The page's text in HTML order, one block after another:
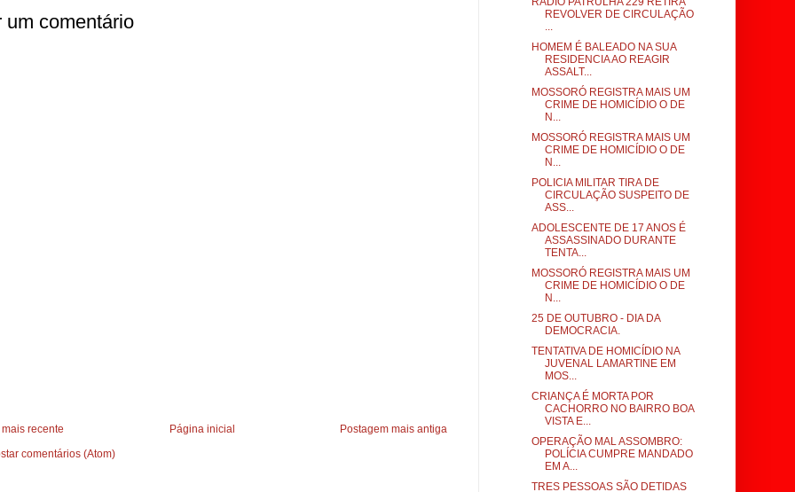
um comentário
recente Postagem mais antiga
Página inicial
comentários (Atom)
REVOLVER DE CIRCULAÇÃO
...
HOMEM É BALEADO NA SUA
RESIDENCIA AO REAGIR
ASSALT...
MOSSORÓ REGISTRA MAIS UM
CRIME DE HOMICÍDIO O DE
N...
MOSSORÓ REGISTRA MAIS UM
CRIME DE HOMICÍDIO O DE
N...
POLICIA MILITAR TIRA DE
CIRCULAÇÃO SUSPEITO DE
ASS...
ADOLESCENTE DE 17 ANOS É
ASSASSINADO DURANTE
TENTA...
MOSSORÓ REGISTRA MAIS UM
CRIME DE HOMICÍDIO O DE
N...
25 DE OUTUBRO - DIA DA
DEMOCRACIA.
TENTATIVA DE HOMICÍDIO NA
JUVENAL LAMARTINE EM
MOS...
CRIANÇA É MORTA POR
CACHORRO NO BAIRRO BOA
VISTA E...
OPERAÇÃO MAL ASSOMBRO:
POLÍCIA CUMPRE MANDADO
EM A...
TRES PESSOAS SÃO DETIDAS